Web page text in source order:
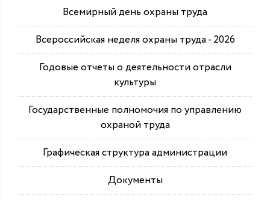
Всемирный день охраны труда
Всероссийская неделя охраны труда - 2026
Годовые отчеты о деятельности отрасли
культуры
Государственные полномочия по управлению
охраной труда
Графическая структура администрации
Документы